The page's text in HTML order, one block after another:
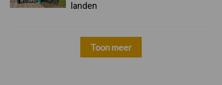
landen
Toon meer